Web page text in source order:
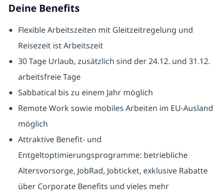
Deine Benefits
Flexible Arbeitszeiten mit Gleitzeitregelung und
Reisezeit ist Arbeitszeit
30 Tage Urlaub, zusätzlich sind der 24.12. und 31.12.
arbeitsfreie Tage
Sabbatical bis zu einem Jahr möglich
Remote Work sowie mobiles Arbeiten im EU-Ausland
möglich
Attraktive Benefit- und
Entgeltoptimierungsprogramme: betriebliche
Altersvorsorge, JobRad, Jobticket, exklusive Rabatte
über Corporate Benefits und vieles mehr